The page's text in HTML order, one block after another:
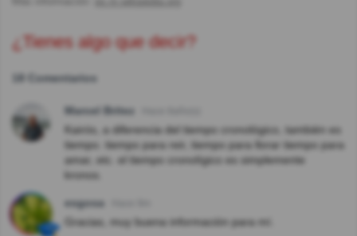
¿Tienes algo que decir?
18 Comentarios
Marcel Britez
Kairós, a diferencia del tiempo cronológico, también es
tiempo. tiempo para reir, tiempo para llorar tiempo para
amar, etc. el tiempo cronolígico es simplemente
kronos.
esgosa
Gracias, muy buena información para mí.